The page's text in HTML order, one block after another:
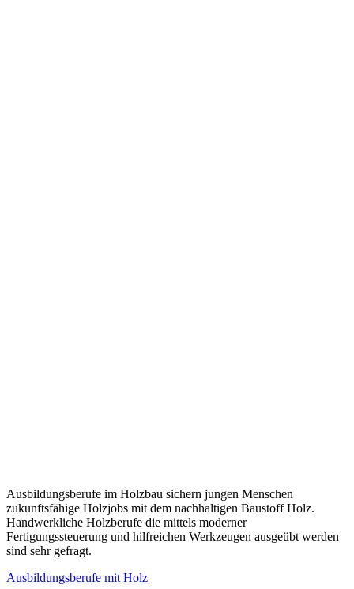
Ausbildungsberufe im Holzbau sichern jungen Menschen
zukunftsfähige Holzjobs mit dem nachhaltigen Baustoff Holz.
Handwerkliche Holzberufe die mittels moderner
Fertigungssteuerung und hilfreichen Werkzeugen ausgeübt werden
sind sehr gefragt.
Ausbildungsberufe mit Holz